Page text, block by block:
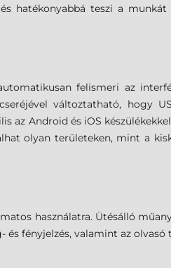
teszi a munkát
felismeri az
változtatható, hogy
az Android és iOS
olyan területeken, mint a
használatra. Ütésálló
fényjelzés, valamint az